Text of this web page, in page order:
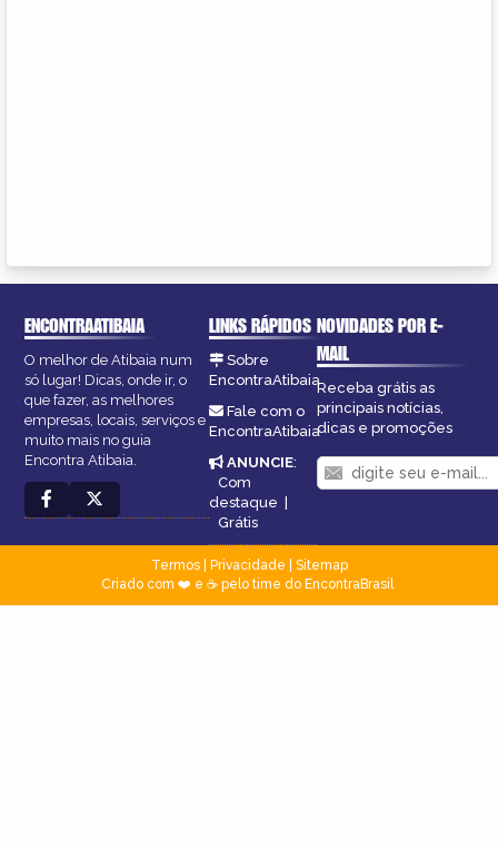
ENCONTRAATIBAIA
O melhor de Atibaia num
só lugar! Dicas, onde ir, o
que fazer, as melhores
empresas, locais, serviços e
muito mais no guia
Encontra Atibaia.
LINKS RÁPIDOS
Sobre
EncontraAtibaia
Fale com o
EncontraAtibaia
ANUNCIE:
Com
destaque |
Grátis
NOVIDADES POR E-
MAIL
Receba grátis as
principais notícias,
dicas e promoções
Termos| Privacidade
Sitemap
Criado com ❤️ e ☕ pelo time do EncontraBrasil